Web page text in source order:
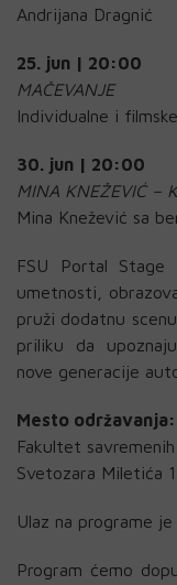
Andrijana Dragnić
25. jun | 20:00
MAČEVANJE
Individualne i
30. jun | 20:00
MINA KNEŽEVIĆ –
Mina Knežević sa
FSU Portal Stage
umetnosti,
pruži dodatnu
priliku da
nove generacije
Mesto održavanja:
Fakultet
Svetozara Miletića
Ulaz na programe je
Program ćemo